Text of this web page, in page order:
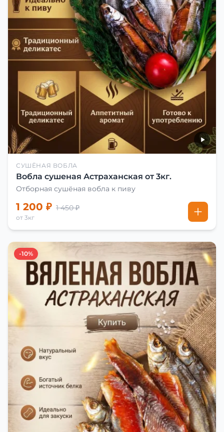
СУШЁНАЯ ВОБЛА
Вобла сушеная Астраханская от 3кг.
Отборная сушёная вобла к пиву
1 200 ₽ 1 450 ₽
от 3кг
-10%